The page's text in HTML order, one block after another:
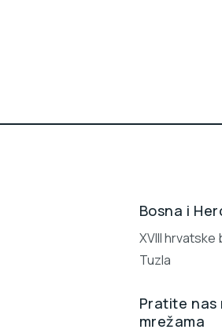
Bosna i
XVIII hrvatske
Tuzla
Pratite nas
mrežama